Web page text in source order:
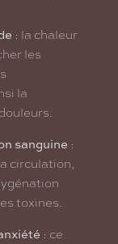
: la chaleur
les
la
sanguine :
circulation,
toxines.
: ce